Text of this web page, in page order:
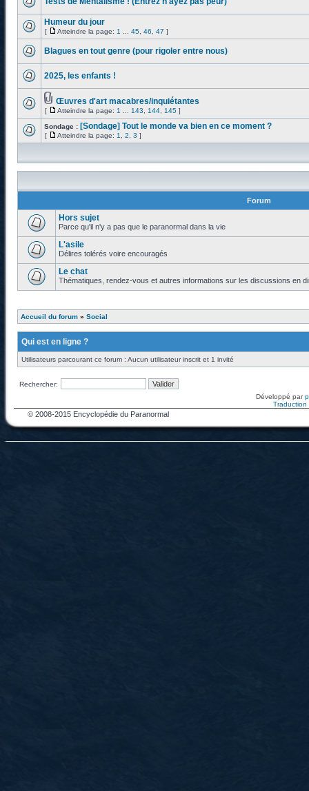
Humeur du jour
[ Atteindre la page: 1 45 46 47 ]
Blagues en tout genre (pour rigoler entre nous)
2025, les enfants !
Œuvres d'art macabres/inquiétantes
[ Atteindre la page: 1 143 144 145 ]
Sondage : [Sondage] Tout le monde va bien en ce moment ?
[ Atteindre la page: 1 2 3 ]
Forum
Hors sujet
Parce qu'il n'y a pas que le paranormal dans la vie
L'asile
Délires tolérés voire encouragés
Le chat
Thématiques, rendez-vous et autres informations sur les discussions en
Accueil du forum » Social
Qui est en ligne ?
Utilisateurs parcourant ce forum : Aucun utilisateur inscrit et 1 invité
Rechercher:
Développé par
Traduction
© 2008-2015 Encyclopédie du Paranormal